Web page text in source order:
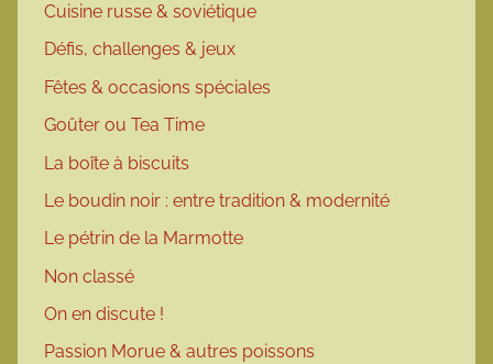
Cuisine russe & soviétique
Défis, challenges & jeux
Fêtes & occasions spéciales
Goûter ou Tea Time
La boîte à biscuits
Le boudin noir : entre tradition & modernité
Le pétrin de la Marmotte
Non classé
On en discute !
Passion Morue & autres poissons